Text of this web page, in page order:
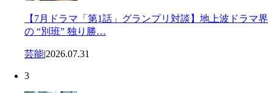
【7月ドラマ「第1話」グランプリ対談】地上波ドラマ界
の “別班” 独り勝…
芸能|2026.07.31
3